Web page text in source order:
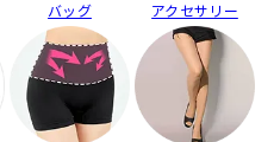
バッグ アクセサリー